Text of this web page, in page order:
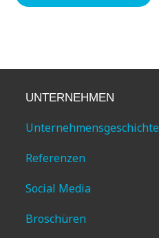
UNTERNEHMEN
Unternehmensgeschichte
Referenzen
Social Media
Broschüren